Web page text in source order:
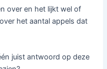
over en het lijkt wel of
het aantal appels dat
juist antwoord op deze